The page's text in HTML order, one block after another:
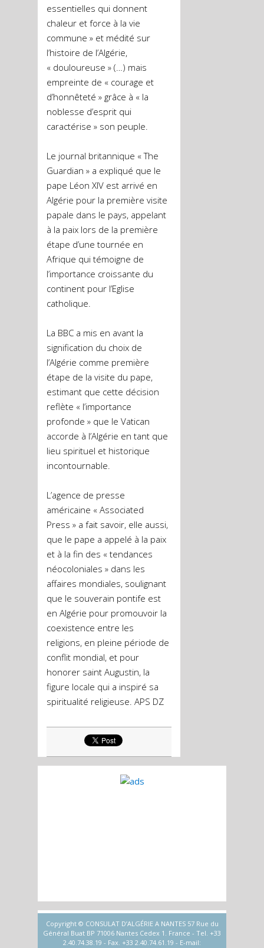
essentielles qui donnent
chaleur et force à la vie
commune » et médité sur
l’histoire de l’Algérie,
« douloureuse » (…) mais
empreinte de « courage et
d’honnêteté » grâce à « la
noblesse d’esprit qui
caractérise » son peuple.
Le journal britannique « The
Guardian » a expliqué que le
pape Léon XIV est arrivé en
Algérie pour la première visite
papale dans le pays, appelant
à la paix lors de la première
étape d’une tournée en
Afrique qui témoigne de
l’importance croissante du
continent pour l’Eglise
catholique.
La BBC a mis en avant la
signification du choix de
l’Algérie comme première
étape de la visite du pape,
estimant que cette décision
reflète « l’importance
profonde » que le Vatican
accorde à l’Algérie en tant que
lieu spirituel et historique
incontournable.
L’agence de presse
américaine « Associated
Press » a fait savoir, elle aussi,
que le pape a appelé à la paix
et à la fin des « tendances
néocoloniales » dans les
affaires mondiales, soulignant
que le souverain pontife est
en Algérie pour promouvoir la
coexistence entre les
religions, en pleine période de
conflit mondial, et pour
honorer saint Augustin, la
figure locale qui a inspiré sa
spiritualité religieuse. APS DZ
Copyright © CONSULAT D’ALGÉRIE A NANTES 57 Rue du
Général Buat BP 71006 Nantes Cedex 1. France - Tel. +33
2.40.74.38.19 - Fax. +33 2.40.74.61.19 - E-mail: